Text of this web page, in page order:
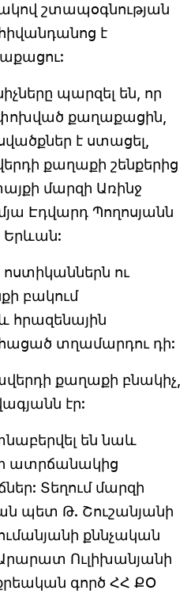
շտապօգնության
է
պարզել են, որ
քաղաքացին,
է ստացել,
քաղաքի շենքերից
մարզի Առինջ
Էդվարդ Պողոսյանն
Երևան:
ու
բակում
հրազենային
տղամարդու դի:
քաղաքի բնակիչ,
էր:
են նաև
ատրճանակից
Տեղում մարզի
պետ Թ. Շուշանյանի
քննչական
Ուլիխանյանի
քրեական գործ ՀՀ ՔՕ